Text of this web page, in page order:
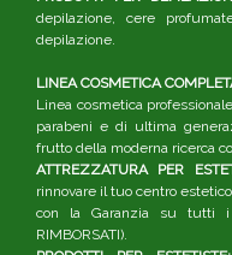
depilazione, cere
depilazione.
LINEA COSMETICA
Linea cosmetica
parabeni e di ultima
frutto della moderna ricerca
ATTREZZATURA PER
rinnovare il tuo centro
con la Garanzia su tutti i
RIMBORSATI).